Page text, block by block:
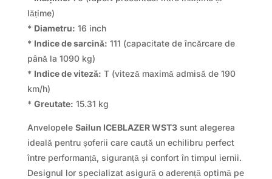
lățime)
* Diametru: 16 inch
* Indice de sarcină: 111 (capacitate de încărcare de
până la 1090 kg)
* Indice de viteză: T (viteză maximă admisă de 190
km/h)
* Greutate: 15.31 kg
Anvelopele Sailun ICEBLAZER WST3sunt alegerea
ideală pentru șoferii care caută un echilibru perfect
între performanță, siguranță și confort în timpul iernii.
Designul lor specializat asigură o aderență optimă pe